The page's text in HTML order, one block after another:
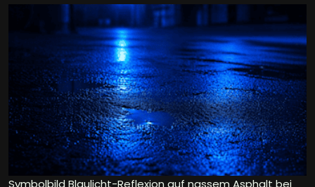
Symbolbild Blaulicht-Reflexion auf nassem Asphalt bei